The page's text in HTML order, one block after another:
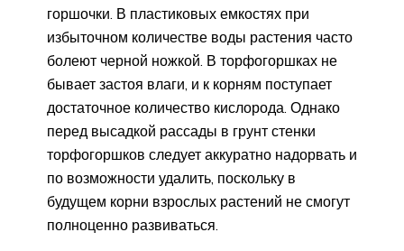
горшочки. В пластиковых емкостях при
избыточном количестве воды растения часто
болеют черной ножкой. В торфогоршках не
бывает застоя влаги, и к корням поступает
достаточное количество кислорода. Однако
перед высадкой рассады в грунт стенки
торфогоршков следует аккуратно надорвать и
по возможности удалить, поскольку в
будущем корни взрослых растений не смогут
полноценно развиваться.